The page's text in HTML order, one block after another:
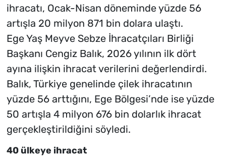
ihracatı, Ocak-Nisan döneminde yüzde 56
artışla 20 milyon 871 bin dolara ulaştı.
Ege Yaş Meyve Sebze İhracatçıları Birliği
Başkanı Cengiz Balık, 2026 yılının ilk dört
ayına ilişkin ihracat verilerini değerlendirdi.
Balık, Türkiye genelinde çilek ihracatının
yüzde 56 arttığını, Ege Bölgesi’nde ise yüzde
50 artışla 4 milyon 676 bin dolarlık ihracat
gerçekleştirildiğini söyledi.
40 ülkeye ihracat